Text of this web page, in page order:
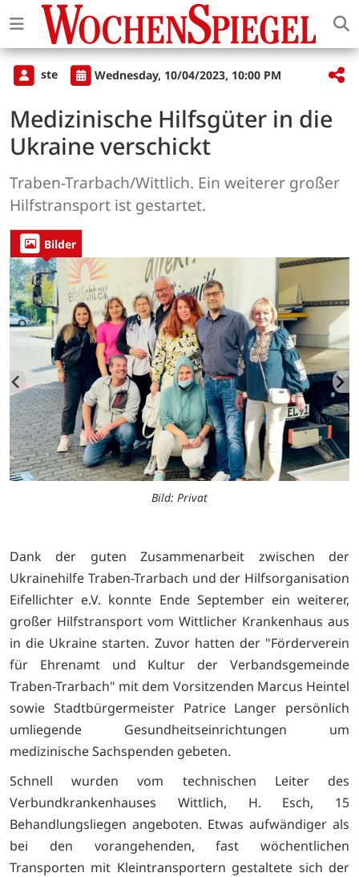
ste Wednesday, 10/04/2023, 10:00 PM
Medizinische Hilfsgüter in die
Ukraine verschickt
Traben-Trarbach/Wittlich. Ein weiterer großer
Hilfstransport ist gestartet.
Bilder
Bild: Privat
Dank der guten Zusammenarbeit zwischen der
Ukrainehilfe Traben-Trarbach und der Hilfsorganisation
Eifellichter e.V. konnte Ende September ein weiterer,
großer Hilfstransport vom Wittlicher Krankenhaus aus
in die Ukraine starten. Zuvor hatten der "Förderverein
für Ehrenamt und Kultur der Verbandsgemeinde
Traben-Trarbach" mit dem Vorsitzenden Marcus Heintel
sowie Stadtbürgermeister Patrice Langer persönlich
umliegende Gesundheitseinrichtungen um
medizinische Sachspenden gebeten.
Schnell wurden vom technischen Leiter des
Verbundkrankenhauses Wittlich, H. Esch, 15
Behandlungsliegen angeboten. Etwas aufwändiger als
bei den vorangehenden, fast wöchentlichen
Transporten mit Kleintransportern gestaltete sich der